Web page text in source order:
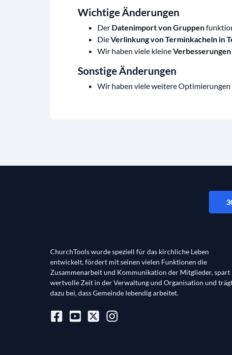
Wichtige Änderungen
Der Datenimport von Gruppen
DieVerlinkung von Terminkacheln in
Wir haben viele kleine
Sonstige Änderungen
Wir haben viele weitere
ChurchTools wurde speziell für das kirchliche Leben
entwickelt, fördert mit seinen vielen Funktionen die
Zusammenarbeit und Kommunikation der Mitglieder, spart
wertvolle Zeit in der Verwaltung und Organisation und
dazu bei, dass Gemeinde lebendig arbeitet.